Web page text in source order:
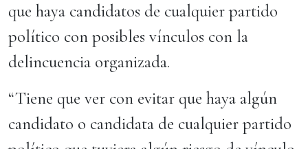
que haya candidatos de cualquier partido
político con posibles vínculos con la
delincuencia organizada.
“Tiene que ver con evitar que haya algún
candidato o candidata de cualquier partido